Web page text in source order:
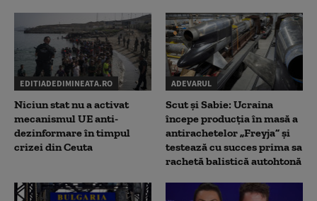
EDITIADEDIMINEATA.RO
Niciun stat nu a activat
mecanismul UE anti-
dezinformare în timpul
crizei din Ceuta
ADEVARUL
Scut și Sabie: Ucraina
începe producția în masă a
antirachetelor „Freyja” și
testează cu succes prima sa
rachetă balistică autohtonă